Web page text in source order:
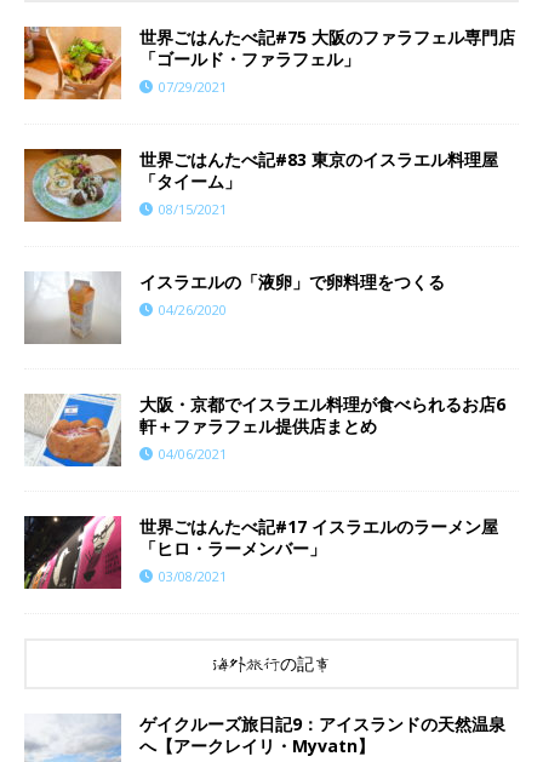
世界ごはんたべ記#75 大阪のファラフェル専門店
「ゴールド・ファラフェル」
07/29/2021
世界ごはんたべ記#83 東京のイスラエル料理屋
「タイーム」
08/15/2021
イスラエルの「液卵」で卵料理をつくる
04/26/2020
大阪・京都でイスラエル料理が食べられるお店6
軒＋ファラフェル提供店まとめ
04/06/2021
世界ごはんたべ記#17 イスラエルのラーメン屋
「ヒロ・ラーメンバー」
03/08/2021
海外旅行の記事
ゲイクルーズ旅日記9：アイスランドの天然温泉
へ【アークレイリ・Myvatn】